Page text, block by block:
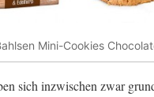
Mini-Cookies
sich inzwischen zwar